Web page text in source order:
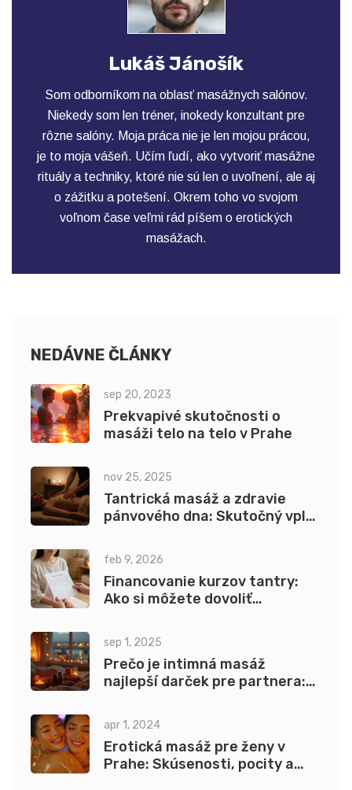
Lukáš Jánošík
Som odborníkom na oblasť masážnych salónov.
Niekedy som len tréner, inokedy konzultant pre
rôzne salóny. Moja práca nie je len mojou prácou,
je to moja vášeň. Učím ľudí, ako vytvoriť masážne
rituály a techniky, ktoré nie sú len o uvoľnení, ale aj
o zážitku a potešení. Okrem toho vo svojom
voľnom čase veľmi rád píšem o erotických
masážach.
NEDÁVNE ČLÁNKY
sep 20, 2023
Prekvapivé skutočnosti o
masáži telo na telo v Prahe
nov 25, 2025
Tantrická masáž a zdravie
pánvového dna: Skutočný vplyv
feb 9, 2026
Financovanie kurzov tantry:
Ako si môžete dovoliť
zmeniť rozpočet
sep 1, 2025
Prečo je intimná masáž
najlepší darček pre partnera:
apr 1, 2024
Erotická masáž pre ženy v
Prahe: Skúsenosti, pocity a